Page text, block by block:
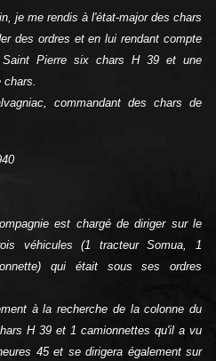
je me rendis à l'état-major des chars
des ordres et en lui rendant compte
Pierre six chars H 39 et une
chars.
commandant des chars de
est chargé de diriger sur le
véhicules (1 tracteur Somua, 1
qui était sous ses ordres
à la recherche de la colonne du
H 39 et 1 camionnettes qu'il a vu
45 et se dirigera également sur